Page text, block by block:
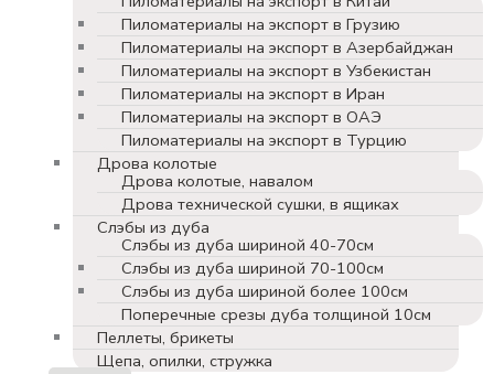
Пиломатериалы на экспорт в Грузию
Пиломатериалы на экспорт в Азербайджан
Пиломатериалы на экспорт в Узбекистан
Пиломатериалы на экспорт в Иран
Пиломатериалы на экспорт в ОАЭ
Пиломатериалы на экспорт в Турцию
Дрова колотые
Дрова колотые, навалом
Дрова технической сушки, в ящиках
Слэбы из дуба
Слэбы из дуба шириной 40-70см
Слэбы из дуба шириной 70-100см
Слэбы из дуба шириной более 100см
Поперечные срезы дуба толщиной 10см
Пеллеты, брикеты
Щепа, опилки, стружка